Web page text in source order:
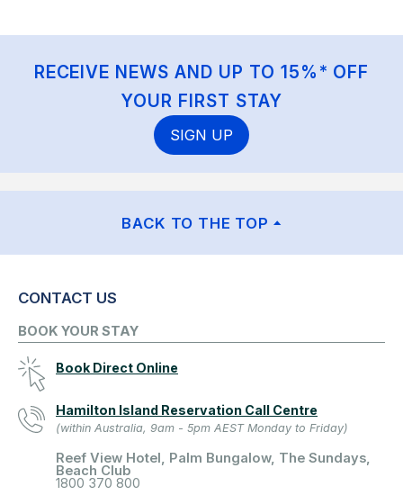
RECEIVE NEWS AND UP TO 15%* OFF
YOUR FIRST STAY
SIGN UP
BACK TO THE TOP
CONTACT US
BOOK YOUR STAY
Book Direct Online
Hamilton Island Reservation Call Centre
(within Australia, 9am - 5pm AEST Monday to Friday)
Reef View Hotel, Palm Bungalow, The Sundays,
Beach Club
1800 370 800